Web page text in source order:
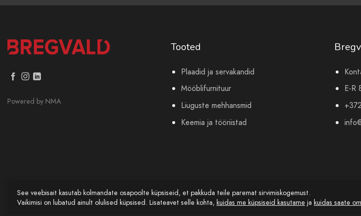
See veebisait kasutab kolmandate osapoolte küpsiseid, et pakkuda teile paremat sirvimiskogemust.
Vaikimisi on lubatud ainult olulised küpsised. Lisateavet selle kohta, kuidas me küpsiseid kasutame ja kuidas saate
Powered by NMA
Tooted
Plaadid ja servakandid
Mööblifurnituur
Liuguste mehhansmid
Keemia ja tööriistad
E-R